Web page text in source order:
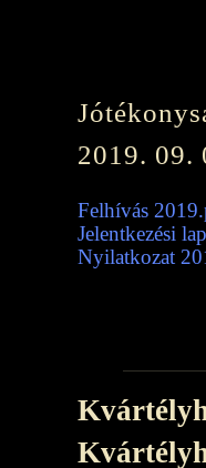
2019. 09.
Felhívás
Jelentkezési
Nyilatkozat